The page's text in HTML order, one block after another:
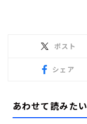
ポスト
シェア
あわせて読みたい